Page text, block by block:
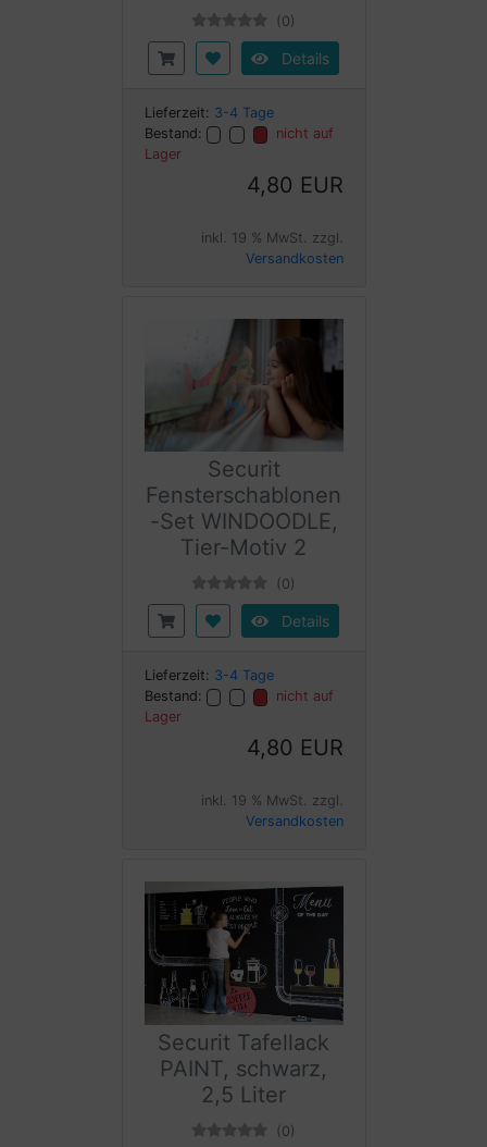
(0)
Details
Lieferzeit: 3-4 Tage
Bestand:
nicht auf
Lager
4,80 EUR
inkl. 19 % MwSt. zzgl.
Versandkosten
Securit
Fensterschablonen
-Set WINDOODLE,
Tier-Motiv 2
(0)
Details
Lieferzeit: 3-4 Tage
Bestand:
nicht auf
Lager
4,80 EUR
inkl. 19 % MwSt. zzgl.
Versandkosten
Securit Tafellack
PAINT, schwarz,
2,5 Liter
(0)